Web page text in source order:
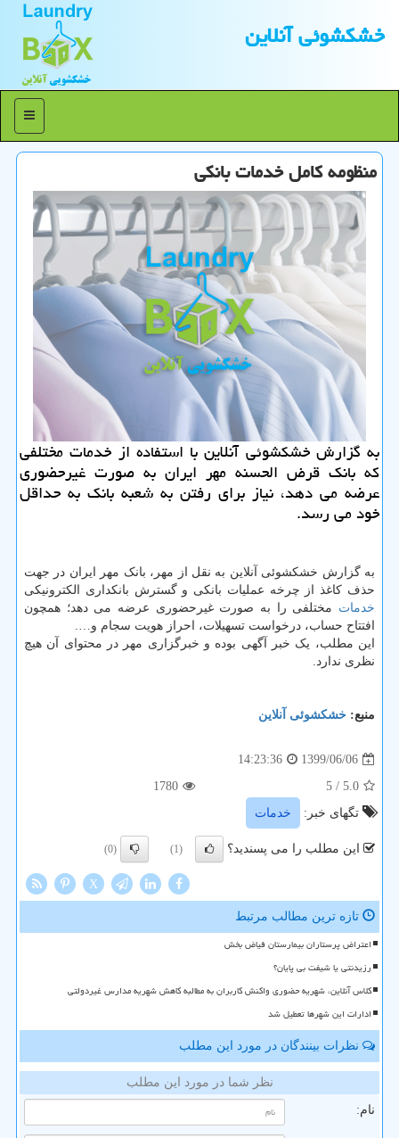
خشكشوئی آنلاین
منو
منظومه كامل خدمات بانكی
به گزارش خشكشوئی آنلاین با استفاده از خدمات مختلفی
كه بانك قرض الحسنه مهر ایران به صورت غیرحضوری
عرضه می دهد، نیاز برای رفتن به شعبه بانك به حداقل
خود می رسد.
به گزارش خشکشوئی آنلاین به نقل از مهر، بانک مهر ایران در جهت
حذف کاغذ از چرخه عملیات بانکی و گسترش بانکداری الکترونیکی
خدمات مختلفی را به صورت غیرحضوری عرضه می دهد؛ همچون
افتتاح حساب، درخواست تسهیلات، احراز هویت سجام و….
این مطلب، یک خبر آگهی بوده و خبرگزاری مهر در محتوای آن هیچ
نظری ندارد.
منبع: خشكشوئی آنلاین
1399/06/06
14:23:36
5.0
/ 5
1780
تگهای خبر:
خدمات
این مطلب را می پسندید؟ (1)
(0)
X
تازه ترین مطالب مرتبط
اعتراض پرستاران بیمارستان فیاض بخش
رزیدنتی یا شیفت بی پایان؟
کلاس آنلاین، شهریه حضوری واکنش کاربران به مطالبه کاهش شهریه مدارس غیردولتی
ادارات این شهرها تعطیل شد
نظرات بینندگان در مورد این مطلب
نظر شما در مورد این مطلب
نام: